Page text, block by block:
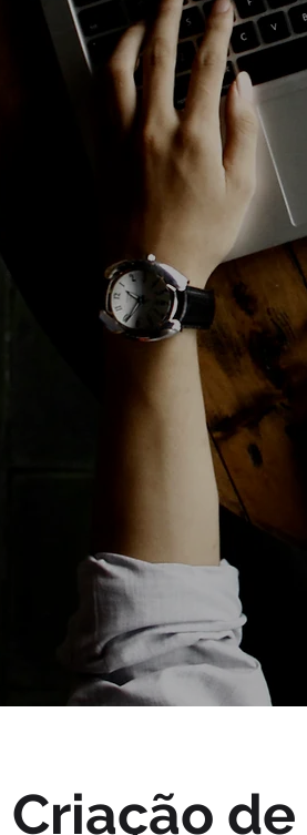
Criação de